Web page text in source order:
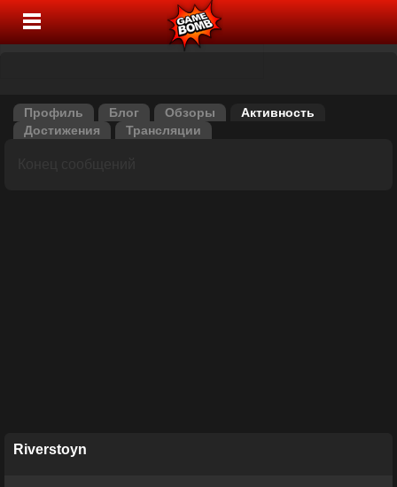
Профиль Блог Обзоры
Активность
Достижения
Трансляции
Riverstoyn